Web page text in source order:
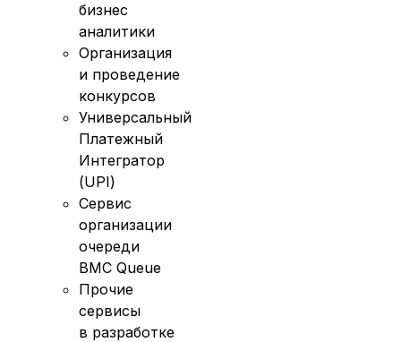
бизнес
аналитики
Организация
и проведение
конкурсов
Универсальный
Платежный
Интегратор
(UPI)
Сервис
организации
очереди
BMC Queue
Прочие
сервисы
в разработке